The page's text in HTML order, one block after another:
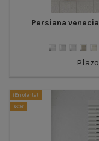
Persiana
¡En oferta!
-60%